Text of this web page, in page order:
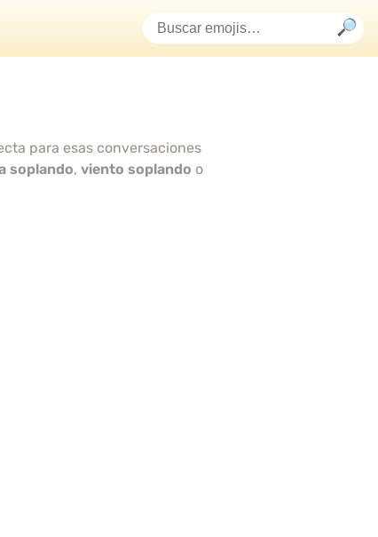
para esas conversaciones
soplando,viento soplando o